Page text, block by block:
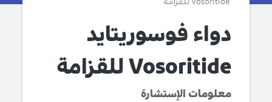
Vosoritide للقزامة
دواء فوسوريتايد
Vosoritide للقزامة
معلومات الإستشارة